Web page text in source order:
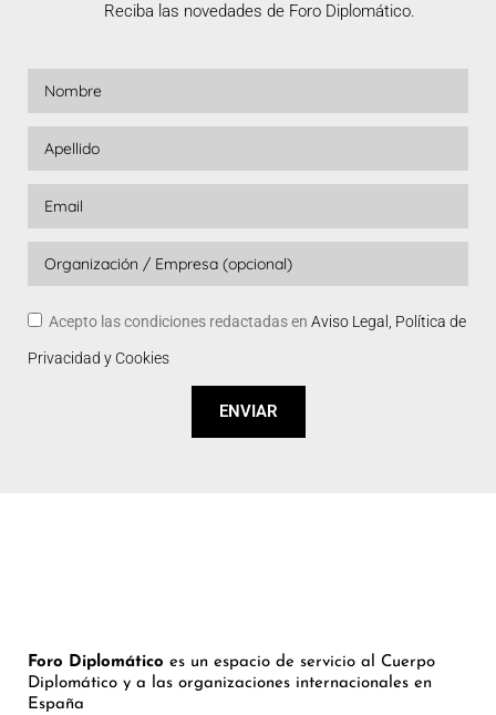
Reciba las novedades de Foro Diplomático.
Acepto las condiciones redactadas en Aviso Legal, Política de
Privacidad y Cookies
ENVIAR
Foro Diplomático es un espacio de servicio al Cuerpo
Diplomático y a las organizaciones internacionales en
España